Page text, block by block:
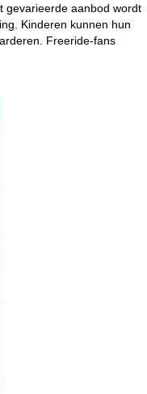
gevarieerde aanbod wordt
Kinderen kunnen hun
Freeride-fans